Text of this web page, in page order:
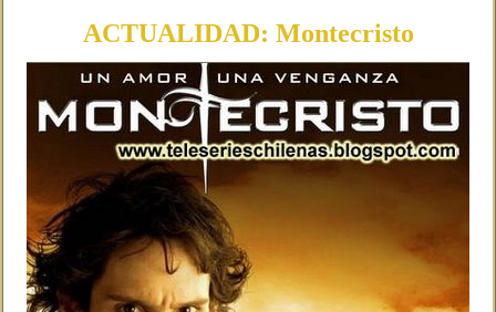
ACTUALIDAD: Montecristo